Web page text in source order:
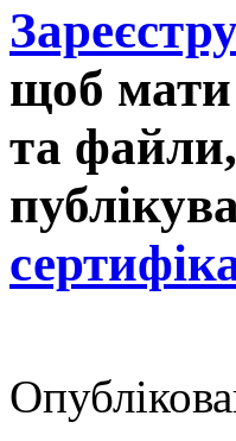
щоб мати
та файли,